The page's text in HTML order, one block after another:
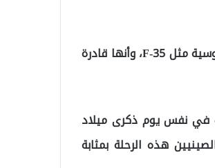
وادّعي أن الطائرة الجديدة تفوقت تقنيًا على الطائرات الحربية الأمريكية والروسية مثل F-35، وأنها قادرة
في نفس يوم ذكرى ميلاد
هذه الرحلة بمثابة